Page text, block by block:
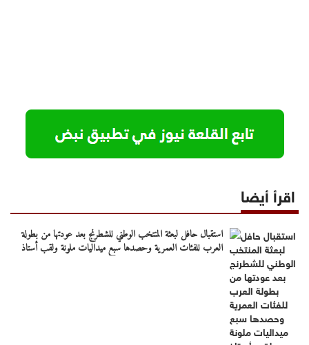
اقرأ أيضا
استقبال حافل لبعثة المنتخب الوطني للشطرنج بعد عودتها من بطولة
العرب للفئات العمرية وحصدها سبع ميداليات ملونة ولقب أستاذ